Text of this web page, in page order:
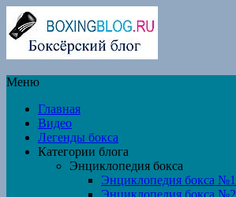
Меню
Главная
Видео
Легенды бокса
Категории блога
Энциклопедия бокса
Энциклопедия бокса №1
Энциклопедия бокса №2